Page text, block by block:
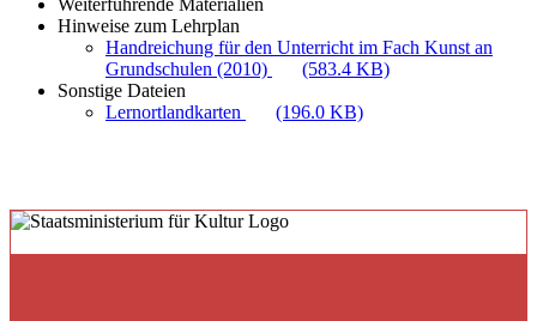
Weiterführende Materialien
Hinweise zum Lehrplan
Handreichung für den Unterricht im Fach Kunst an
Grundschulen (2010)
(583.4 KB)
Sonstige Dateien
Lernortlandkarten
(196.0 KB)